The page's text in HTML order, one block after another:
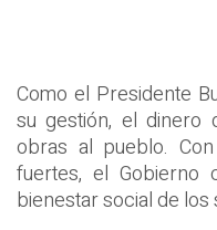
Como el Presidente
su gestión, el dinero
obras al pueblo.
fuertes, el Gobierno
bienestar social de los